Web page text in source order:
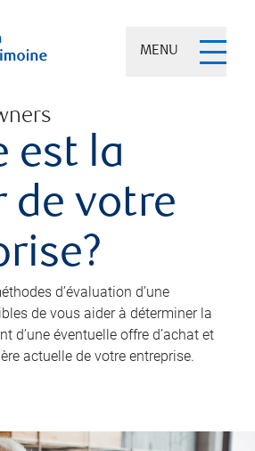
MENU
est la
de votre
d’évaluation d’une
de vous aider à déterminer la
d’une éventuelle offre d’achat et
actuelle de votre entreprise.